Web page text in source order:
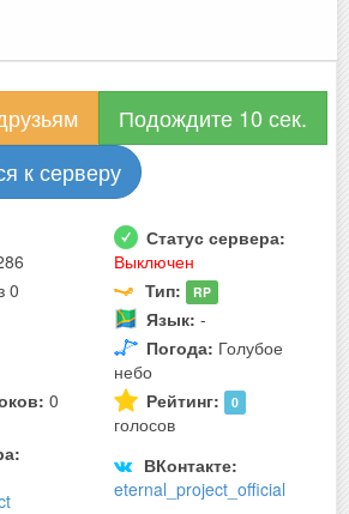
Подождите 10 сек.
к серверу
Статус сервера:
Выключен
0 Тип: RP
Язык: -
Погода: Голубое
небо
0
Рейтинг: 0
голосов
ВКонтакте:
eternal_project_official